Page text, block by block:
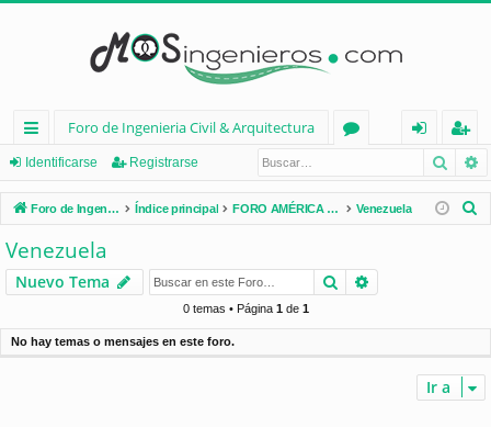
nl
ac
es
rá
pi
d
Foro de Ingenieria Civil & Arquitectura
os
nt
ifi
e
eg
ist
ra
Identificarse Registrarse
Foro de Ingenieria Civil & Arquitectura Índice principal FORO AMÉRICA LATINA Venezuela
r
Venezuela
Nuevo Tema Buscar
0 temas • Página 1de 1
No hay temas o mensajes en este foro.
Ir a